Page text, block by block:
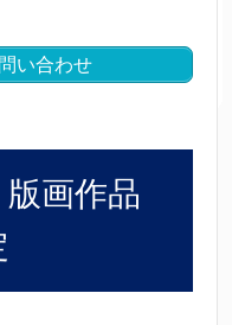
い合わせ
画作品